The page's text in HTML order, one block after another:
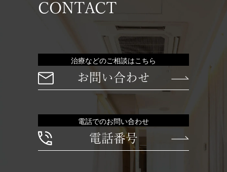
CONTACT
治療などのご相談はこちら
お問い合わせ
電話でのお問い合わせ
電話番号